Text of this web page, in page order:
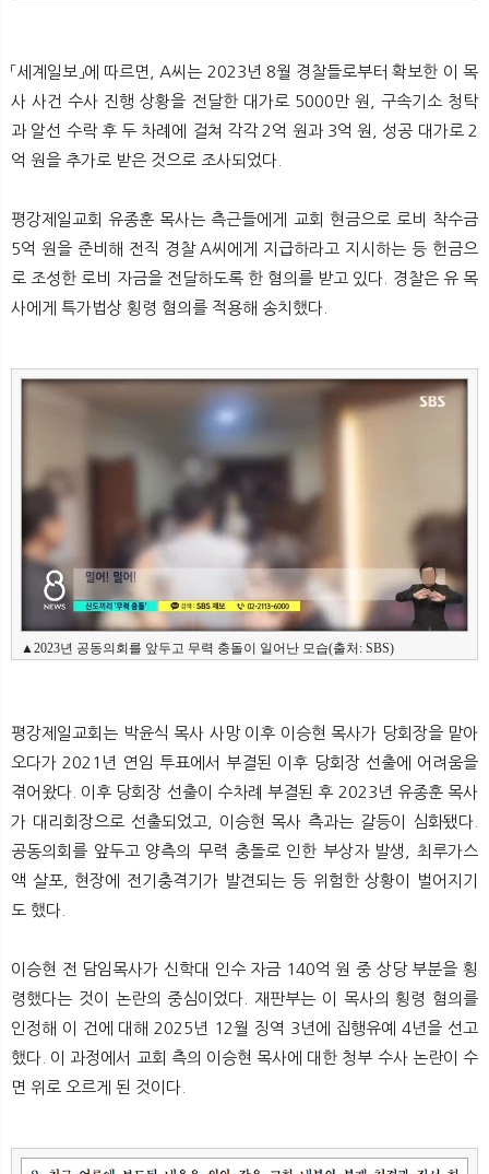
「세계일보」에 따르면, A씨는 2023년 8월 경찰들로부터 확보한 이 목
사 사건 수사 진행 상황을 전달한 대가로 5000만 원, 구속기소 청탁
과 알선 수락 후 두 차례에 걸쳐 각각 2억 원과 3억 원, 성공 대가로 2
억 원을 추가로 받은 것으로 조사되었다.
평강제일교회 유종훈 목사는 측근들에게 교회 현금으로 로비 착수금
5억 원을 준비해 전직 경찰 A씨에게 지급하라고 지시하는 등 헌금으
로 조성한 로비 자금을 전달하도록 한 혐의를 받고 있다. 경찰은 유 목
사에게 특가법상 횡령 혐의를 적용해 송치했다.
▲2023년 공동의회를 앞두고 무력 충돌이 일어난 모습(출처: SBS)
평강제일교회는 박윤식 목사 사망 이후 이승현 목사가 당회장을 맡아
오다가 2021년 연임 투표에서 부결된 이후 당회장 선출에 어려움을
겪어왔다. 이후 당회장 선출이 수차례 부결된 후 2023년 유종훈 목사
가 대리회장으로 선출되었고, 이승현 목사 측과는 갈등이 심화됐다.
공동의회를 앞두고 양측의 무력 충돌로 인한 부상자 발생, 최루가스
액 살포, 현장에 전기충격기가 발견되는 등 위험한 상황이 벌어지기
도 했다.
이승현 전 담임목사가 신학대 인수 자금 140억 원 중 상당 부분을 횡
령했다는 것이 논란의 중심이었다. 재판부는 이 목사의 횡령 혐의를
인정해 이 건에 대해 2025년 12월 징역 3년에 집행유예 4년을 선고
했다. 이 과정에서 교회 측의 이승현 목사에 대한 청부 수사 논란이 수
면 위로 오르게 된 것이다.